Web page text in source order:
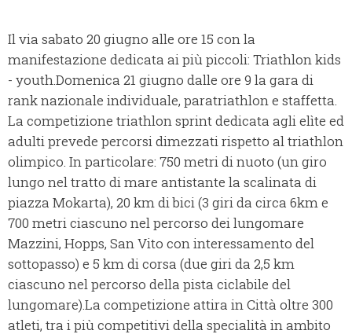
Il via sabato 20 giugno alle ore 15 con la
manifestazione dedicata ai più piccoli: Triathlon kids
- youth.Domenica 21 giugno dalle ore 9 la gara di
rank nazionale individuale, paratriathlon e staffetta.
La competizione triathlon sprint dedicata agli elìte ed
adulti prevede percorsi dimezzati rispetto al triathlon
olimpico. In particolare: 750 metri di nuoto (un giro
lungo nel tratto di mare antistante la scalinata di
piazza Mokarta), 20 km di bici (3 giri da circa 6km e
700 metri ciascuno nel percorso dei lungomare
Mazzini, Hopps, San Vito con interessamento del
sottopasso) e 5 km di corsa (due giri da 2,5 km
ciascuno nel percorso della pista ciclabile del
lungomare).La competizione attira in Città oltre 300
atleti, tra i più competitivi della specialità in ambito